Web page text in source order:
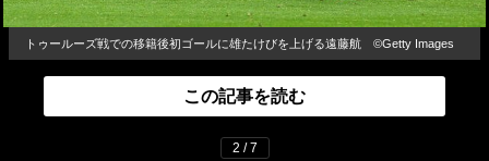
トゥールーズ戦での移籍後初ゴールに雄たけびを上げる遠藤航 ©Getty Images
この記事を読む
2 / 7